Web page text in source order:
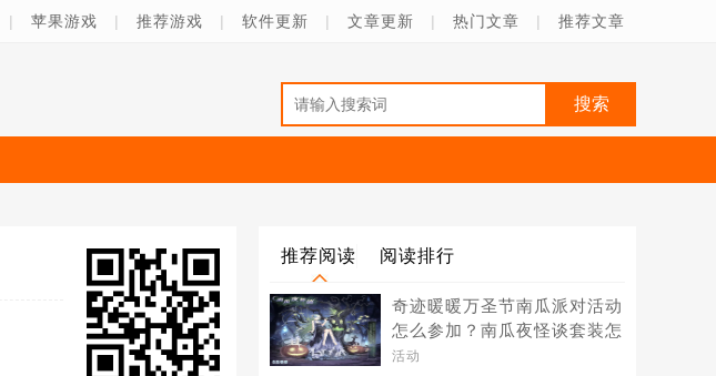
| 苹果游戏 | 推荐游戏 | 软件更新 | 文章更新 | 热门文章 | 推荐文章
推荐阅读 阅读排行
奇迹暖暖万圣节南瓜派对活动
怎么参加？南瓜夜怪谈套装怎
么得？
活动